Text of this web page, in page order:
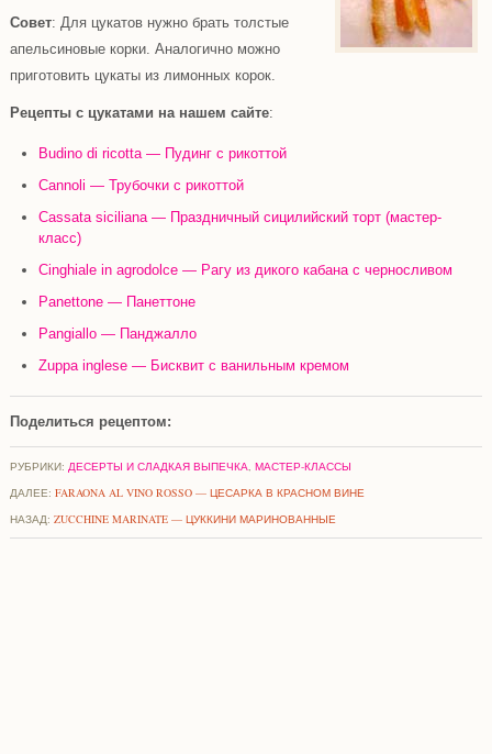
Совет: Для цукатов нужно брать толстые
апельсиновые корки. Аналогично можно
приготовить цукаты из лимонных корок.
Рецепты с цукатами на нашем сайте:
Budino di ricotta — Пудинг с рикоттой
Cannoli — Трубочки с рикоттой
Cassata siciliana — Праздничный сицилийский торт (мастер-
класс)
Cinghiale in agrodolce — Рагу из дикого кабана с черносливом
Panettone — Панеттоне
Pangiallo — Панджалло
Zuppa inglese — Бисквит с ванильным кремом
Поделиться рецептом:
РУБРИКИ: ДЕСЕРТЫ И СЛАДКАЯ ВЫПЕЧКА, МАСТЕР-КЛАССЫ
ДАЛЕЕ: FARAONA AL VINO ROSSO — ЦЕСАРКА В КРАСНОМ ВИНЕ
НАЗАД: ZUCCHINE MARINATE — ЦУККИНИ МАРИНОВАННЫЕ